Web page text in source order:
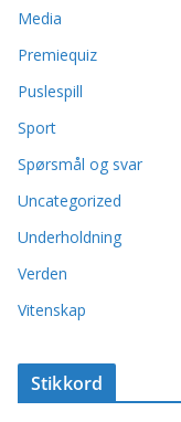
Media
Premiequiz
Puslespill
Sport
Spørsmål og svar
Uncategorized
Underholdning
Verden
Vitenskap
Stikkord